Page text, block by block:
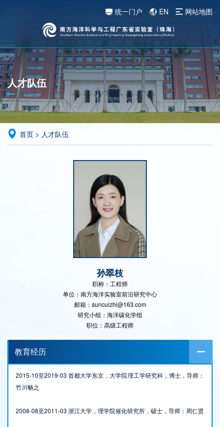
统一门户 EN 网站地图
人才队伍
首页 > 人才队伍
孙翠枝
职称：工程师
单位：南方海洋实验室前沿研究中心
邮箱：suncuizhi@163.com
研究小组：海洋碳化学组
职位：高级工程师
教育经历
2015-10至2019-03 首都大学东京，大学院理工学研究科，博士，导师：
竹川畅之
2008-08至2011-03 浙江大学，理学院催化研究所，硕士，导师：周仁贤